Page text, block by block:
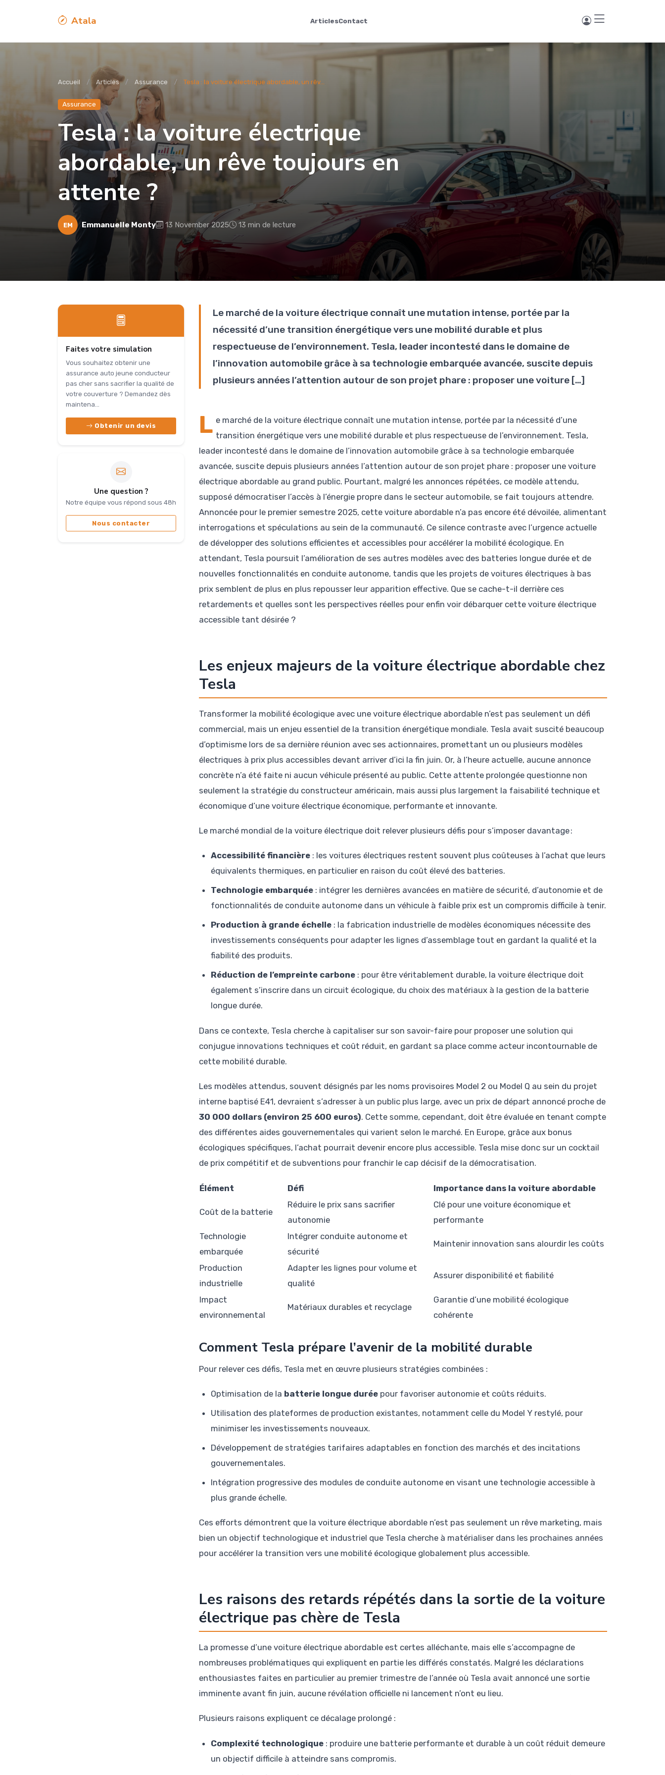
Atala ArticlesContact
Accueil Articles Assurance Tesla : la voiture électrique abordable, un rêv...
Assurance
Tesla : la voiture électrique
abordable, un rêve toujours en
attente ?
EM Emmanuelle Monty 13 November 2025 13 min de lecture
Faites votre simulation
Vous souhaitez obtenir une
assurance auto jeune conducteur
pas cher sans sacrifier la qualité de
votre couverture ? Demandez dès
maintena...
Obtenir un devis
Une question ?
Notre équipe vous répond sous 48h
Nous contacter
Le marché de la voiture électrique connaît une mutation intense, portée par la
nécessité d’une transition énergétique vers une mobilité durable et plus
respectueuse de l’environnement. Tesla, leader incontesté dans le domaine de
l’innovation automobile grâce à sa technologie embarquée avancée, suscite depuis
plusieurs années l’attention autour de son projet phare : proposer une voiture […]
L e marché de la voiture électrique connaît une mutation intense, portée par la nécessité d’une
transition énergétique vers une mobilité durable et plus respectueuse de l’environnement. Tesla,
leader incontesté dans le domaine de l’innovation automobile grâce à sa technologie embarquée
avancée, suscite depuis plusieurs années l’attention autour de son projet phare : proposer une voiture
électrique abordable au grand public. Pourtant, malgré les annonces répétées, ce modèle attendu,
supposé démocratiser l’accès à l’énergie propre dans le secteur automobile, se fait toujours attendre.
Annoncée pour le premier semestre 2025, cette voiture abordable n’a pas encore été dévoilée, alimentant
interrogations et spéculations au sein de la communauté. Ce silence contraste avec l’urgence actuelle
de développer des solutions efficientes et accessibles pour accélérer la mobilité écologique. En
attendant, Tesla poursuit l’amélioration de ses autres modèles avec des batteries longue durée et de
nouvelles fonctionnalités en conduite autonome, tandis que les projets de voitures électriques à bas
prix semblent de plus en plus repousser leur apparition effective. Que se cache-t-il derrière ces
retardements et quelles sont les perspectives réelles pour enfin voir débarquer cette voiture électrique
accessible tant désirée ?
Les enjeux majeurs de la voiture électrique abordable chez
Tesla
Transformer la mobilité écologique avec une voiture électrique abordable n’est pas seulement un défi
commercial, mais un enjeu essentiel de la transition énergétique mondiale. Tesla avait suscité beaucoup
d’optimisme lors de sa dernière réunion avec ses actionnaires, promettant un ou plusieurs modèles
électriques à prix plus accessibles devant arriver d’ici la fin juin. Or, à l’heure actuelle, aucune annonce
concrète n’a été faite ni aucun véhicule présenté au public. Cette attente prolongée questionne non
seulement la stratégie du constructeur américain, mais aussi plus largement la faisabilité technique et
économique d’une voiture électrique économique, performante et innovante.
Le marché mondial de la voiture électrique doit relever plusieurs défis pour s’imposer davantage :
Accessibilité financière : les voitures électriques restent souvent plus coûteuses à l’achat que leurs
équivalents thermiques, en particulier en raison du coût élevé des batteries.
Technologie embarquée : intégrer les dernières avancées en matière de sécurité, d’autonomie et de
fonctionnalités de conduite autonome dans un véhicule à faible prix est un compromis difficile à tenir.
Production à grande échelle : la fabrication industrielle de modèles économiques nécessite des
investissements conséquents pour adapter les lignes d’assemblage tout en gardant la qualité et la
fiabilité des produits.
Réduction de l’empreinte carbone : pour être véritablement durable, la voiture électrique doit
également s’inscrire dans un circuit écologique, du choix des matériaux à la gestion de la batterie
longue durée.
Dans ce contexte, Tesla cherche à capitaliser sur son savoir-faire pour proposer une solution qui
conjugue innovations techniques et coût réduit, en gardant sa place comme acteur incontournable de
cette mobilité durable.
Les modèles attendus, souvent désignés par les noms provisoires Model 2 ou Model Q au sein du projet
interne baptisé E41, devraient s’adresser à un public plus large, avec un prix de départ annoncé proche de
30 000 dollars (environ 25 600 euros). Cette somme, cependant, doit être évaluée en tenant compte
des différentes aides gouvernementales qui varient selon le marché. En Europe, grâce aux bonus
écologiques spécifiques, l’achat pourrait devenir encore plus accessible. Tesla mise donc sur un cocktail
de prix compétitif et de subventions pour franchir le cap décisif de la démocratisation.
Élément Défi Importance dans la voiture abordable
Coût de la batterie
Réduire le prix sans sacrifier
autonomie
Clé pour une voiture économique et
performante
Technologie
embarquée
Intégrer conduite autonome et
sécurité
Maintenir innovation sans alourdir les coûts
Production
industrielle
Adapter les lignes pour volume et
qualité
Assurer disponibilité et fiabilité
Impact
environnemental
Matériaux durables et recyclage
Garantie d’une mobilité écologique
cohérente
Comment Tesla prépare l’avenir de la mobilité durable
Pour relever ces défis, Tesla met en œuvre plusieurs stratégies combinées :
Optimisation de la batterie longue durée pour favoriser autonomie et coûts réduits.
Utilisation des plateformes de production existantes, notamment celle du Model Y restylé, pour
minimiser les investissements nouveaux.
Développement de stratégies tarifaires adaptables en fonction des marchés et des incitations
gouvernementales.
Intégration progressive des modules de conduite autonome en visant une technologie accessible à
plus grande échelle.
Ces efforts démontrent que la voiture électrique abordable n’est pas seulement un rêve marketing, mais
bien un objectif technologique et industriel que Tesla cherche à matérialiser dans les prochaines années
pour accélérer la transition vers une mobilité écologique globalement plus accessible.
Les raisons des retards répétés dans la sortie de la voiture
électrique pas chère de Tesla
La promesse d’une voiture électrique abordable est certes alléchante, mais elle s’accompagne de
nombreuses problématiques qui expliquent en partie les différés constatés. Malgré les déclarations
enthousiastes faites en particulier au premier trimestre de l’année où Tesla avait annoncé une sortie
imminente avant fin juin, aucune révélation officielle ni lancement n’ont eu lieu.
Plusieurs raisons expliquent ce décalage prolongé :
Complexité technologique : produire une batterie performante et durable à un coût réduit demeure
un objectif difficile à atteindre sans compromis.